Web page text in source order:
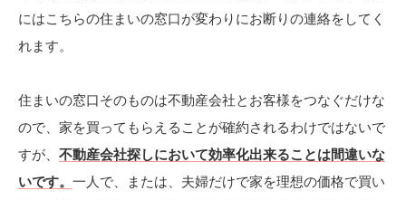
にはこちらの住まいの窓口が変わりにお断りの連絡をしてく
れます。
住まいの窓口そのものは不動産会社とお客様をつなぐだけな
ので、家を買ってもらえることが確約されるわけではないで
すが、 不動産会社探しにおいて効率化出来ることは間違いな
いです。 一人で、または、夫婦だけで家を理想の価格で買い